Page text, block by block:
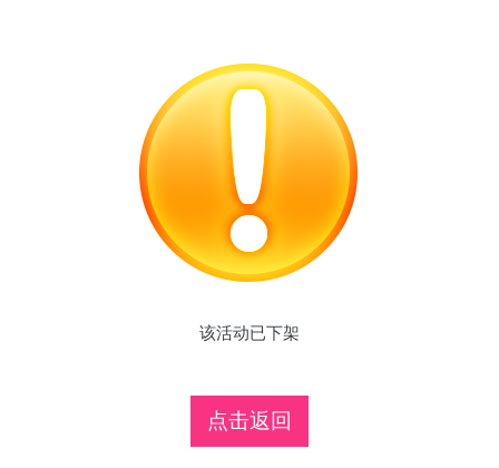
该活动已下架
点击返回